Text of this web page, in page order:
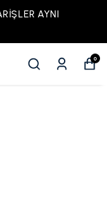
AYNI
0